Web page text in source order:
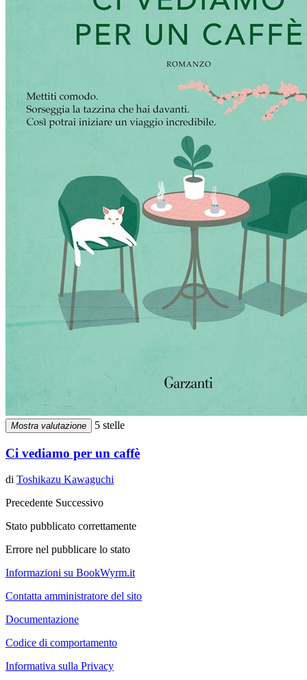
Mostra valutazione 5 stelle
Ci vediamo per un caffè
di Toshikazu Kawaguchi
Precedente Successivo
Stato pubblicato correttamente
Errore nel pubblicare lo stato
Informazioni su BookWyrm.it
Contatta amministratore del sito
Documentazione
Codice di comportamento
Informativa sulla Privacy